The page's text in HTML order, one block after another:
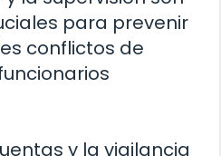
para prevenir
conflictos de
y la vigilancia